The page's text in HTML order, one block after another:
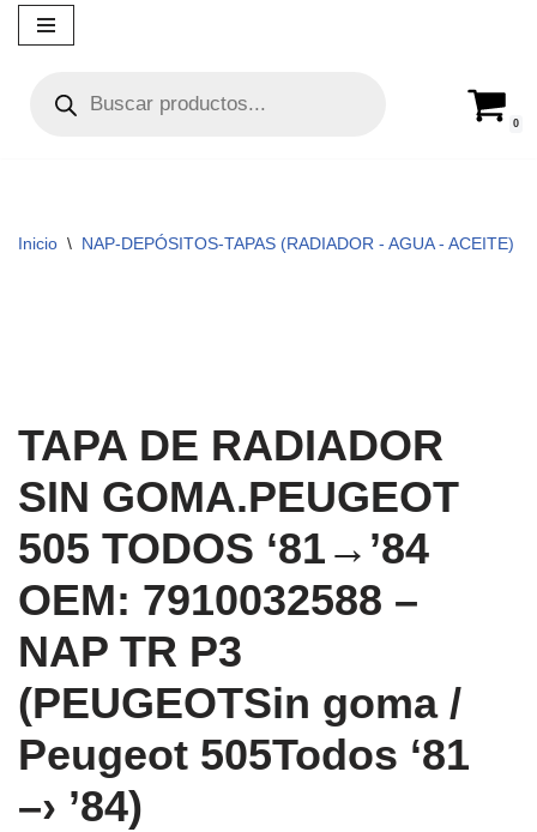
contenido
0
Inicio \ NAP-DEPÓSITOS-TAPAS (RADIADOR - AGUA - ACEITE)
TAPA DE RADIADOR
SIN GOMA.PEUGEOT
505 TODOS ‘81→’84
OEM: 7910032588 –
NAP TR P3
(PEUGEOTSin goma /
Peugeot 505Todos ‘81
–› ’84)